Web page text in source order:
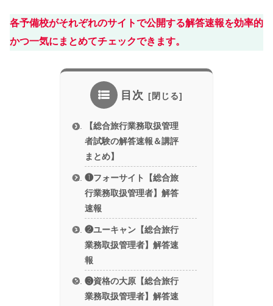
各予備校がそれぞれのサイトで公開する解答速報を効率的
かつ一気にまとめてチェックできます。
目次
【総合旅行業務取扱管理
者試験の解答速報＆講評
まとめ】
❶フォーサイト【総合旅
行業務取扱管理者】解答
速報
❷ユーキャン【総合旅行
業務取扱管理者】解答速
報
❸資格の大原【総合旅行
業務取扱管理者】解答速